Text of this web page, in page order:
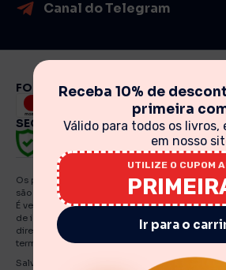
Canal do Telegram
FORMAS DE PAGAMENTO
SEGURANÇA
Os preços, promoções, condições de
são válidos exclusivamente para compras
É vedada qualquer reprodução, total ou
de identidade, sem expressa autorização. A
direito mencionado implicará na
termos da Lei. Fotos meramente ilustrativas.
Salvo indicações em contrário, os e Books e
Receba 10% de
primeira
Válido para todos os livros,
em nosso
UTILIZE O CUPOM
Ir para o